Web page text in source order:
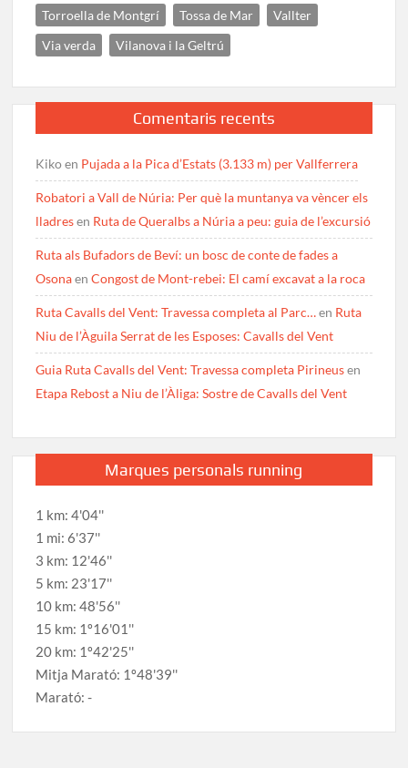
Torroella de Montgrí
Tossa de Mar
Vallter
Via verda
Vilanova i la Geltrú
Comentaris recents
Kikoen Pujada a la Pica d’Estats (3.133 m) per Vallferrera
Robatori a Vall de Núria: Per què la muntanya va vèncer els
lladresen Ruta de Queralbs a Núria a peu: guia de l’excursió
Ruta als Bufadors de Beví: un bosc de conte de fades a
OsonaenCongost de Mont-rebei: El camí excavat a la roca
Ruta Cavalls del Vent: Travessa completa al Parc…en Ruta
Niu de l’Àguila Serrat de les Esposes: Cavalls del Vent
Guia Ruta Cavalls del Vent: Travessa completa Pirineusen
Etapa Rebost a Niu de l’Àliga: Sostre de Cavalls del Vent
Marques personals running
1 km: 4'04''
1 mi: 6'37''
3 km: 12'46''
5 km: 23'17''
10 km: 48'56''
15 km: 1º16'01''
20 km: 1º42'25''
Mitja Marató: 1º48'39''
Marató: -